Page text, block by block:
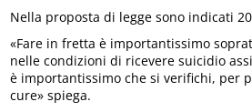
Nella proposta di legge sono indicati
«Fare in fretta è importantissimo
nelle condizioni di ricevere suicidio
è importantissimo che si verifichi, per
cure» spiega.